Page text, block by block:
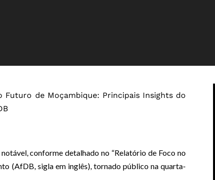
Futuro de Moçambique: Principais Insights do
conforme detalhado no “Relatório de Foco no
(AfDB, sigla em inglês), tornado público na quarta-